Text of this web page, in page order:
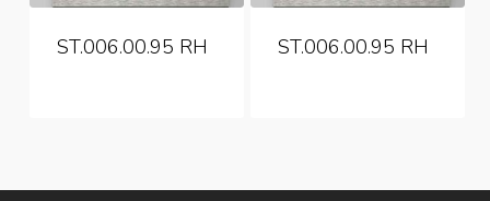
ST.006.00.95 RH ST.006.00.95 RH